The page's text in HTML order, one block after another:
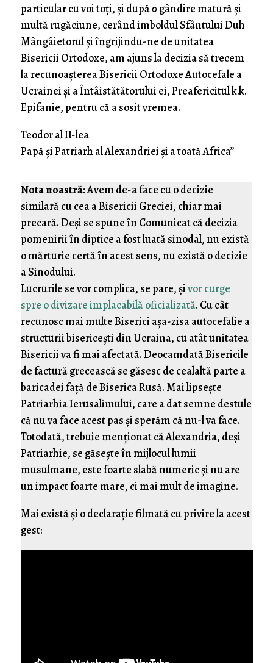
particular cu voi toți, și după ο gândire matură și
multă rugăciune, cerând imboldul Sfântului Duh
Mângâietorul și îngrijindu-ne de unitatea
Bisericii Ortodoxe, am ajuns la decizia să trecem
la recunoașterea Bisericii Ortodoxe Autocefale a
Ucrainei și a Întâistătătorului ei, Preafericitul k.k.
Epifanie, pentru că a sosit vremea.
†Teodor al II-lea
Papă și Patriarh al Alexandriei și a toată Africa”
Nota noastră:Avem de-a face cu o decizie
similară cu cea a Bisericii Greciei, chiar mai
precară. Deși se spune în Comunicat că decizia
pomenirii în diptice a fost luată sinodal, nu există
o mărturie certă în acest sens, nu există o decizie
a Sinodului.
Lucrurile se vor complica, se pare, șivor curge
spre o divizare implacabilă oficializată. Cu cât
recunosc mai multe Biserici așa-zisa autocefalie a
structurii bisericești din Ucraina, cu atât unitatea
Bisericii va fi mai afectată. Deocamdată Bisericile
de factură grecească se găsesc de cealaltă parte a
baricadei față de Biserica Rusă. Mai lipsește
Patriarhia Ierusalimului, care a dat semne destule
că nu va face acest pas și sperăm că nu-l va face.
Totodată, trebuie menționat că Alexandria, deși
Patriarhie, se găsește în mijlocul lumii
musulmane, este foarte slabă numeric și nu are
un impact foarte mare, ci mai mult de imagine.
Mai există și o declarație filmată cu privire la acest
gest: